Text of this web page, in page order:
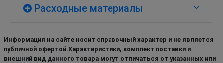
Расходные материалы
Информация на сайте носит справочный характер и не является
публичной офертой.Характеристики, комплект поставки и
внешний вид данного товара могут отличаться от указанных или